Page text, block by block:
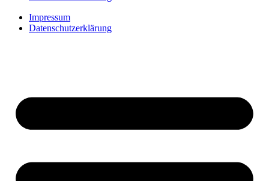
Impressum
Datenschutzerklärung